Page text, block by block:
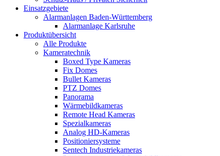
Einsatzgebiete
Alarmanlagen Baden-Württemberg
Alarmanlage Karlsruhe
Produktübersicht
Alle Produkte
Kameratechnik
Boxed Type Kameras
Fix Domes
Bullet Kameras
PTZ Domes
Panorama
Wärmebildkameras
Remote Head Kameras
Spezialkameras
Analog HD-Kameras
Positioniersysteme
Sentech Industriekameras